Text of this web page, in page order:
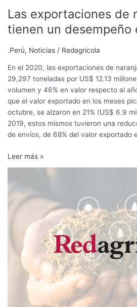
Las exportaciones de
tienen un desempeño
.Perú, Noticias / Redagrícola
En el 2020, las exportaciones de
29,297 toneladas por US$ 12.13
volumen y 46% en valor respecto al
que el valor exportado en los meses
octubre, se alzaron en 21% (US$ 6.9
2019, estos mismos tuvieron una
de envíos, de 68% del valor exportado
Las
exportaciones
de
fresca
tienen
un
desempeño
extraordinario
Leer más »
pallets
fibra
plátano
reducen
emisiones